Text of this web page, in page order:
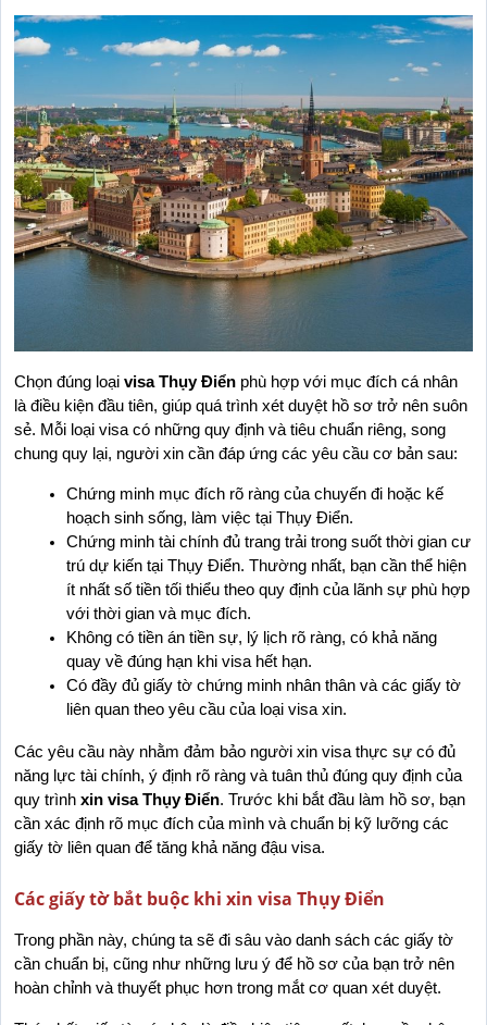
Chọn đúng loại visa Thụy Điển phù hợp với mục đích cá nhân
là điều kiện đầu tiên, giúp quá trình xét duyệt hồ sơ trở nên suôn
sẻ. Mỗi loại visa có những quy định và tiêu chuẩn riêng, song
chung quy lại, người xin cần đáp ứng các yêu cầu cơ bản sau:
Chứng minh mục đích rõ ràng của chuyến đi hoặc kế
hoạch sinh sống, làm việc tại Thụy Điển.
Chứng minh tài chính đủ trang trải trong suốt thời gian cư
trú dự kiến tại Thụy Điển. Thường nhất, bạn cần thể hiện
ít nhất số tiền tối thiểu theo quy định của lãnh sự phù hợp
với thời gian và mục đích.
Không có tiền án tiền sự, lý lịch rõ ràng, có khả năng
quay về đúng hạn khi visa hết hạn.
Có đầy đủ giấy tờ chứng minh nhân thân và các giấy tờ
liên quan theo yêu cầu của loại visa xin.
Các yêu cầu này nhằm đảm bảo người xin visa thực sự có đủ
năng lực tài chính, ý định rõ ràng và tuân thủ đúng quy định của
quy trình xin visa Thụy Điển. Trước khi bắt đầu làm hồ sơ, bạn
cần xác định rõ mục đích của mình và chuẩn bị kỹ lưỡng các
giấy tờ liên quan để tăng khả năng đậu visa.
Các giấy tờ bắt buộc khi xin visa Thụy Điển
Trong phần này, chúng ta sẽ đi sâu vào danh sách các giấy tờ
cần chuẩn bị, cũng như những lưu ý để hồ sơ của bạn trở nên
hoàn chỉnh và thuyết phục hơn trong mắt cơ quan xét duyệt.